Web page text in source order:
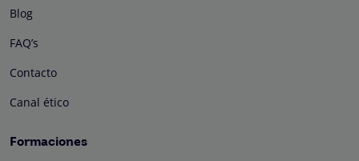
Blog
FAQ’s
Contacto
Canal ético
Formaciones